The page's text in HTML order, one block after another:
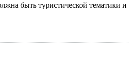
быть туристической тематики и